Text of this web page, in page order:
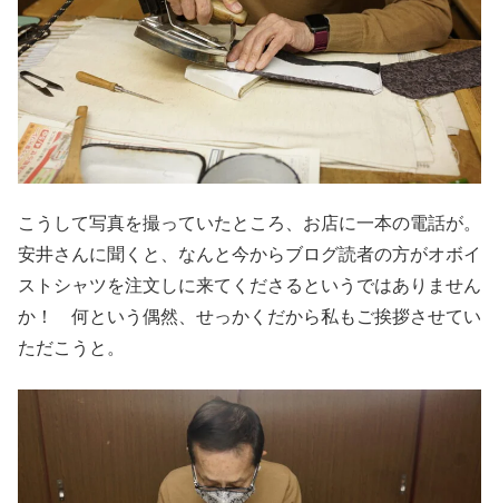
こうして写真を撮っていたところ、お店に一本の電話が。
安井さんに聞くと、なんと今からブログ読者の方がオボイ
ストシャツを注文しに来てくださるというではありません
か！ 何という偶然、せっかくだから私もご挨拶させてい
ただこうと。